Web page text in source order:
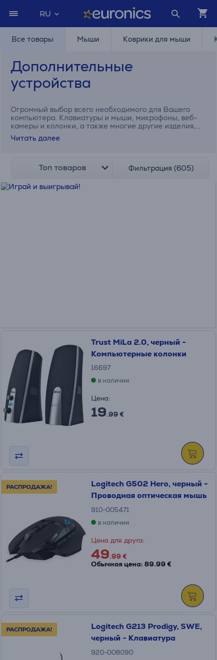
RU
Все товары Мыши Коврики для мыши
Дополнительные
устройства
Огромный выбор всего необходимого для Вашего
компьютера. Клавиатуры и мыши, микрофоны, веб-
камеры и колонки, а также многие другие изделия,
которые сделают использование Вашего компьютера
более удобным.
Читать далее
Топ товаров Фильтрация (605)
Trust MiLa 2.0, черный -
Компьютерные колонки
16697
в наличии
Цена:
19.99 €
РАСПРОДАЖА!
Logitech G502 Hero, черный -
Проводная оптическая мышь
910-005471
в наличии
Цена для друга:
49.99 €
Обычная цена: 89.99 €
РАСПРОДАЖА!
Logitech G213 Prodigy, SWE,
черный - Клавиатура
920-008090